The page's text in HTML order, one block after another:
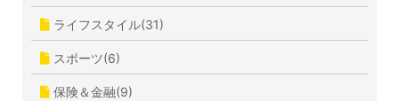
ライフスタイル(31)
スポーツ(6)
保険＆金融(9)